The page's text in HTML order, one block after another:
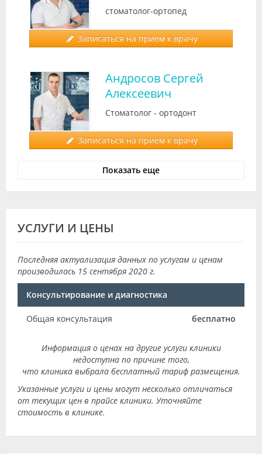
стоматолог-ортопед
Записаться на прием к врачу
Андросов Сергей
Алексеевич
Стоматолог - ортодонт
Записаться на прием к врачу
Показать еще
УСЛУГИ И ЦЕНЫ
Последняя актуализация данных по услугам и ценам
производилась 15 сентября 2020 г.
Консультирование и диагностика
Общая консультация бесплатно
Информация о ценах на другие услуги клиники
недоступна по причине того,
что клиника выбрала бесплатный тариф размещения.
Указанные услуги и цены могут несколько отличаться
от текущих цен в прайсе клиники. Уточняйте
стоимость в клинике.